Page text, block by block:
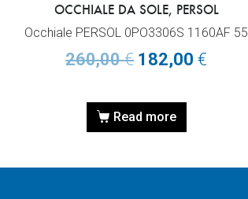
OCCHIALE DA SOLE, PERSOL
Occhiale PERSOL 0PO3306S 1160AF 55
260,00€ 182,00€
Read more